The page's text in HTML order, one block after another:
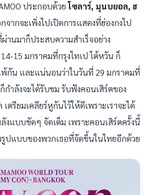
ประกอบด้วยโซลาร์, มุนบยอล, ฮ
จากจะเพิ่งไปเปิดการแสดงที่ฮ่องกงไป
านมาก็ประสบความสำเร็จอย่าง
15 มกราคมที่กรุงไทเป ไต้หวัน ก็
พ้กัน และแน่นอนว่าในวันที่ 29 มกราคมที่
ำลังจะได้รับชม รับฟังคอนเสิร์ตของ
ตรียมเคลียร์หูกันไว้ให้ดีเพราะเราจะได้
งแบบชัดๆ จัดเต็ม เพราะคอนเสิร์ตครั้งนี้
รูปแบบของพวกเธอที่จัดขึ้นในไทยอีกด้วย